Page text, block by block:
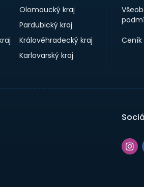
Olomoucký kraj
Pardubický kraj
Královéhradecký kraj
Karlovarský kraj
Ceník